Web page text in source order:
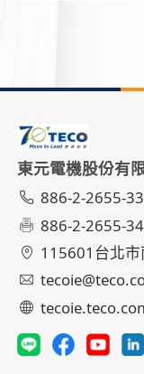
東元電機股份有
886-2-2655-
886-2-2655-
115601台北